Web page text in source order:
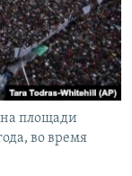
площади
во время